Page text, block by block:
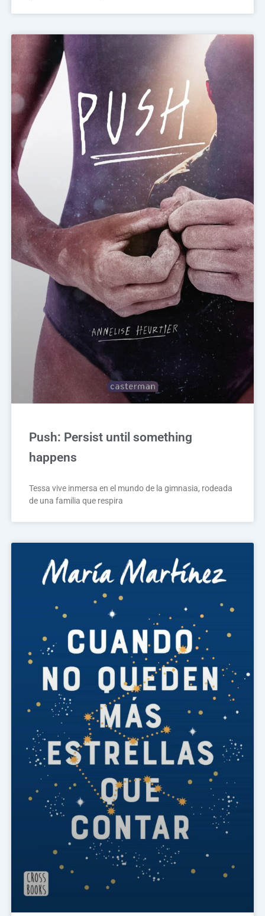
Push: Persist until something
happens
Tessa vive inmersa en el mundo de la gimnasia, rodeada
de una familia que respira